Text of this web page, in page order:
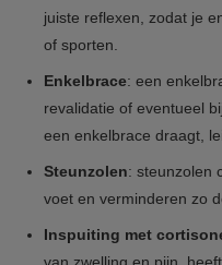
juiste reflexen, zodat je
of sporten.
Enkelbrace: een
revalidatie of eventueel
een enkelbrace draagt,
Steunzolen: steunzolen
voet en verminderen zo
Inspuiting met